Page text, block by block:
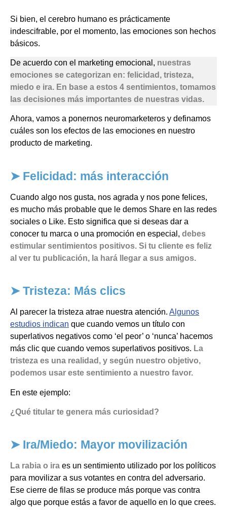
Si bien, el cerebro humano es prácticamente
indescifrable, por el momento, las emociones son hechos
básicos.
De acuerdo con el marketing emocional, nuestras
emociones se categorizan en: felicidad, tristeza,
miedo e ira. En base a estos 4 sentimientos, tomamos
las decisiones más importantes de nuestras vidas.
Ahora, vamos a ponernos neuromarketeros y definamos
cuáles son los efectos de las emociones en nuestro
producto de marketing.
➤ Felicidad: más interacción
Cuando algo nos gusta, nos agrada y nos pone felices,
es mucho más probable que le demos Share en las redes
sociales o Like. Esto significa que si deseas dar a
conocer tu marca o una promoción en especial, debes
estimular sentimientos positivos. Si tu cliente es feliz
al ver tu publicación, la hará llegar a sus amigos.
➤ Tristeza: Más clics
Al parecer la tristeza atrae nuestra atención. Algunos
estudios indican que cuando vemos un título con
superlativos negativos como ‘el peor’ o ‘nunca’ hacemos
más clic que cuando vemos superlativos positivos. La
tristeza es una realidad, y según nuestro objetivo,
podemos usar este sentimiento a nuestro favor.
En este ejemplo:
¿Qué titular te genera más curiosidad?
➤ Ira/Miedo: Mayor movilización
La rabia o ira es un sentimiento utilizado por los políticos
para movilizar a sus votantes en contra del adversario.
Ese cierre de filas se produce más porque vas contra
algo que porque estás a favor de aquello en lo que crees.